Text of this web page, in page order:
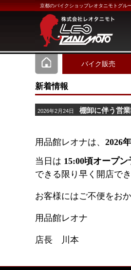
京都のバイクショップレオタニモトグル
バイク販売
新着情報
2026年2月24日 棚卸に伴う営
用品館レオナは、 2026
当日は 15:00頃オープン
できる限り早く開店で
お客様にはご不便をお
用品館レオナ
店長 川本